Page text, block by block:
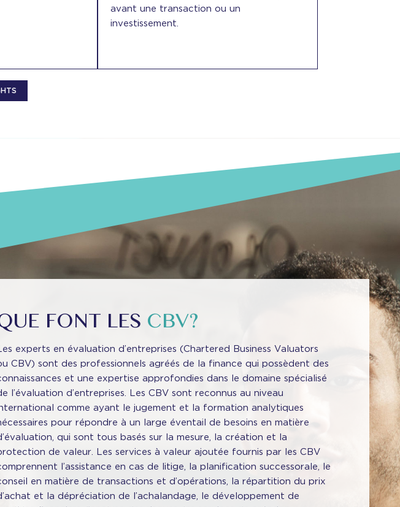
avant une transaction ou un
investissement.
FONT LES CBV?
experts en évaluation d’entreprises (Chartered Business Valuators
CBV) sont des professionnels agréés de la finance qui possèdent des
et une expertise approfondies dans le domaine spécialisé
l’évaluation d’entreprises. Les CBV sont reconnus au niveau
comme ayant le jugement et la formation analytiques
pour répondre à un large éventail de besoins en matière
qui sont tous basés sur la mesure, la création et la
de valeur. Les services à valeur ajoutée fournis par les CBV
l’assistance en cas de litige, la planification successorale, le
en matière de transactions et d’opérations, la répartition du prix
et la dépréciation de l’achalandage, le développement de